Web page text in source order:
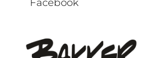
Facebook